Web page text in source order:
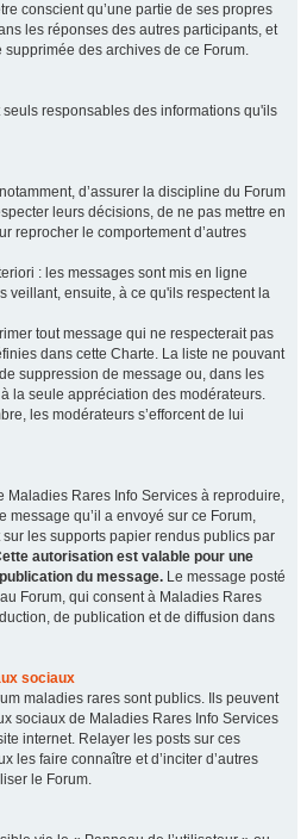
conscient qu’une partie de ses propres
les réponses des autres participants, et
des archives de ce Forum.
responsables des informations qu'ils
d’assurer la discipline du Forum
leurs décisions, de ne pas mettre en
reprocher le comportement d’autres
: les messages sont mis en ligne
veillant, ensuite, à ce qu'ils respectent la
tout message qui ne respecterait pas
dans cette Charte. La liste ne pouvant
suppression de message ou, dans les
la seule appréciation des modérateurs.
les modérateurs s’efforcent de lui
Maladies Rares Info Services à reproduire,
message qu’il a envoyé sur ce Forum,
les supports papier rendus publics par
autorisation est valable pour une
du message. Le message posté
Forum, qui consent à Maladies Rares
de publication et de diffusion dans
sociaux
maladies rares sont publics. Ils peuvent
sociaux de Maladies Rares Info Services
internet. Relayer les posts sur ces
les faire connaître et d’inciter d’autres
le Forum.